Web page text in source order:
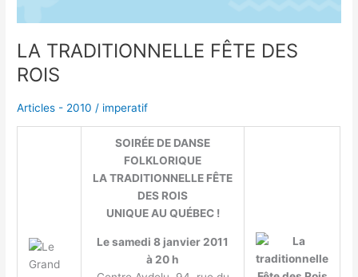
LA TRADITIONNELLE FÊTE DES
ROIS
Articles - 2010 / imperatif
SOIRÉE DE DANSE
FOLKLORIQUE
LA TRADITIONNELLE FÊTE
DES ROIS
UNIQUE AU QUÉBEC !
Le samedi 8 janvier 2011
à 20 h